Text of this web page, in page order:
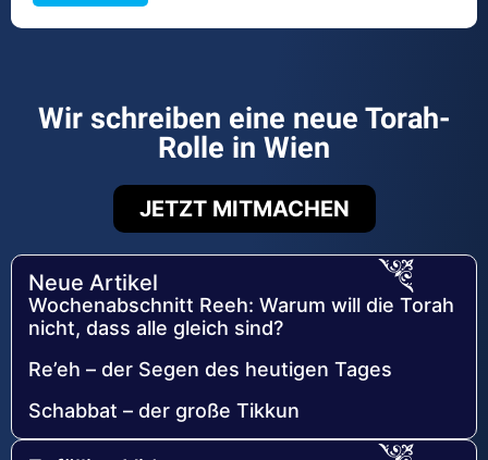
Wir schreiben eine neue Torah-
Rolle in Wien
JETZT MITMACHEN
Neue Artikel
Wochenabschnitt Reeh: Warum will die Torah
nicht, dass alle gleich sind?
Re’eh – der Segen des heutigen Tages
Schabbat – der große Tikkun